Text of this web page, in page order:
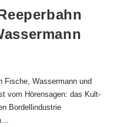
Fische, Wassermann und
vom Hörensagen: das Kult-
Bordellindustrie